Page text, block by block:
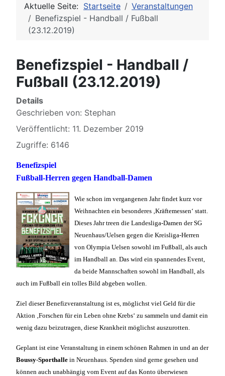
Aktuelle Seite: Startseite
Veranstaltungen
Benefizspiel - Handball / Fußball
(23.12.2019)
Benefizspiel - Handball /
Fußball (23.12.2019)
Details
Geschrieben von: Stephan
Veröffentlicht: 11. Dezember 2019
Zugriffe: 6146
Benefizspiel
Fußball-Herren gegen Handball-Damen
Wie schon im vergangenen Jahr findet kurz vor
Weihnachten ein besonderes ‚Kräftemessen‘ statt.
Dieses Jahr treen die Landesliga-Damen der SG
Neuenhaus/Uelsen gegen die Kreisliga-Herren
von Olympia Uelsen sowohl im Fußball, als auch
im Handball an. Das wird ein spannendes Event,
da beide Mannschaften sowohl im Handball, als
auch im Fußball ein tolles Bild abgeben wollen.
Ziel dieser Benefizveranstaltung ist es, möglichst viel Geld für die
Aktion ‚Forschen für ein Leben ohne Krebs‘ zu sammeln und damit ein
wenig dazu beizutragen, diese Krankheit möglichst auszurotten.
Geplant ist eine Veranstaltung in einem schönen Rahmen in und an der
Boussy-Sporthalle in Neuenhaus. Spenden sind gerne gesehen und
können auch unabhängig vom Event auf das Konto überwiesen